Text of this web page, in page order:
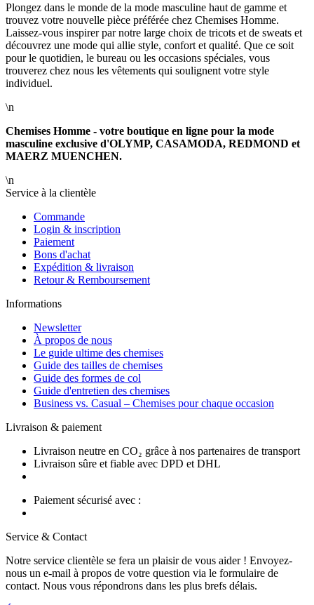
Plongez dans le monde de la mode masculine haut de gamme et
trouvez votre nouvelle pièce préférée chez Chemises Homme.
Laissez-vous inspirer par notre large choix de tricots et de sweats et
découvrez une mode qui allie style, confort et qualité. Que ce soit
pour le quotidien, le bureau ou les occasions spéciales, vous
trouverez chez nous les vêtements qui soulignent votre style
individuel.
\n
Chemises Homme - votre boutique en ligne pour la mode
masculine exclusive d'OLYMP, CASAMODA, REDMOND et
MAERZ MUENCHEN.
\n
Service à la clientèle
Commande
Login & inscription
Paiement
Bons d'achat
Expédition & livraison
Retour & Remboursement
Informations
Newsletter
À propos de nous
Le guide ultime des chemises
Guide des tailles de chemises
Guide des formes de col
Guide d'entretien des chemises
Business vs. Casual – Chemises pour chaque occasion
Livraison & paiement
Livraison neutre en CO₂ grâce à nos partenaires de transport
Livraison sûre et fiable avec DPD et DHL
Paiement sécurisé avec :
Service & Contact
Notre service clientèle se fera un plaisir de vous aider ! Envoyez-
nous un e-mail à propos de votre question via le formulaire de
contact. Nous vous répondrons dans les plus brefs délais.